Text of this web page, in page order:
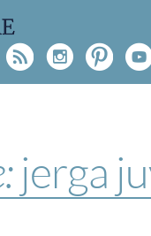
Rss
jerga